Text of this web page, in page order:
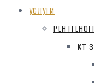
УСЛУГИ
КТ